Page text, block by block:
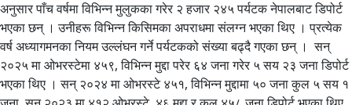
अनुसार पाँच वर्षमा विभिन्न मुलुकका गरेर २ हजार २४५ पर्यटक नेपालबाट डिपोर्ट
भएका छन् । उनीहरू विभिन्न किसिमका अपराधमा संलग्न भएका थिए । प्रत्येक
वर्ष अध्यागमनका नियम उल्लंघन गर्ने पर्यटकको संख्या बढ्दै गएका छन् । सन्
२०२५ मा ओभरस्टेमा ४५९, विभिन्न मुद्दा परेर ६४ जना गरेर ५ सय २३ जना डिपोर्ट
भएका थिए । सन् २०२४ मा ओभरस्टे ४५१, विभिन्न मुद्दामा ५० जना कुल ५ सय १